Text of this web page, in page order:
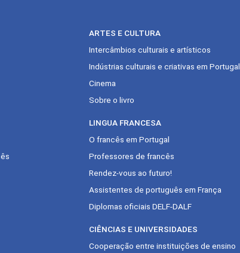
ARTES E CULTURA
Intercâmbios culturais e artísticos
Indústrias culturais e criativas em Portugal
Cinema
Sobre o livro
LINGUA FRANCESA
O francês em Portugal
Professores de francês
Rendez-vous ao futuro!
Assistentes de português em França
Diplomas oficiais DELF-DALF
CIÊNCIAS E UNIVERSIDADES
Cooperação entre instituições de ensino